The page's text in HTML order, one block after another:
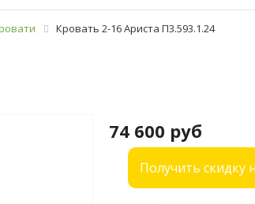
Кровать 2-16 Ариста П3.593.1.24
74 600 руб
Получить скидку